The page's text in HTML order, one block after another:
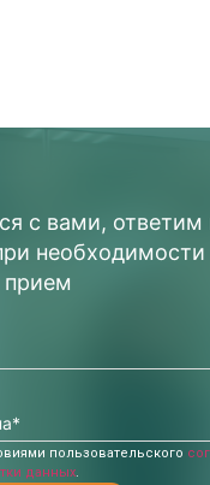
с вами, ответим
необходимости
пользовательского
данных.